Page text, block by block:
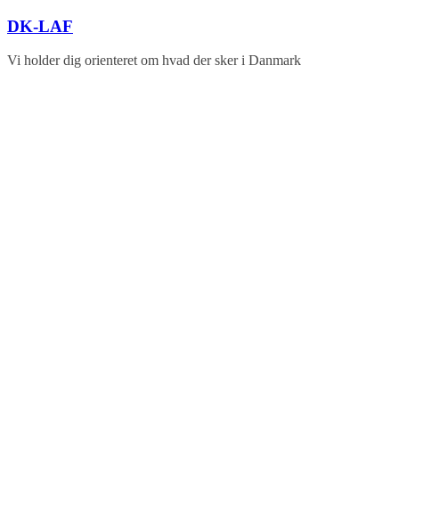
Skip
content
DK-LAF
Vi holder dig orienteret om hvad der sker i Danmark